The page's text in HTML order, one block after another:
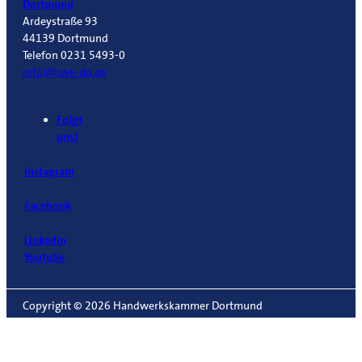
Dortmund
Ardeystraße 93
44139 Dortmund
Telefon 0231 5493-0
info@hwk-do.de
Folgt
uns!
Instagram
Facebook
Linkedin
Youtube
Copyright © 2026 Handwerkskammer Dortmund